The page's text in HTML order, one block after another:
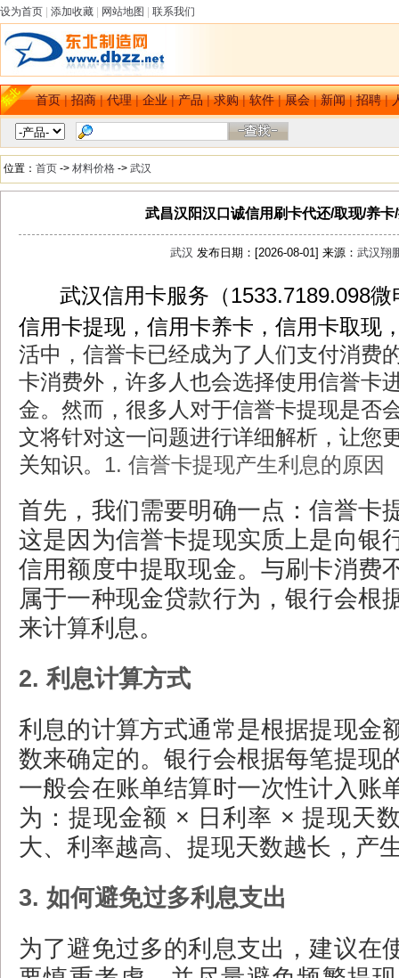
设为首页 添加收藏 网站地图 联系我们
首页|招商|代理|企业|产品|求购|软件|展会|新闻|招聘|
位置： 首页 -> 材料价格 -> 武汉
武昌汉阳汉口诚信用刷卡代还/取现/养
武汉 发布日期：[2026-08-01] 来源：武汉翔
武汉信用卡服务（1533.7189.098
信用卡提现，信用卡养卡，信用卡取现
活中，信誉卡已经成为了人们支付消费
卡消费外，许多人也会选择使用信誉卡
金。然而，很多人对于信誉卡提现是否
文将针对这一问题进行详细解析，让您
关知识。 1. 信誉卡提现产生利息的原因
首先，我们需要明确一点：信誉卡
这是因为信誉卡提现实质上是向银
信用额度中提取现金。与刷卡消费
属于一种现金贷款行为，银行会根
来计算利息。
2. 利息计算方式
利息的计算方式通常是根据提现金
数来确定的。银行会根据每笔提现
一般会在账单结算时一次性计入账
为：提现金额 × 日利率 × 提现天
大、利率越高、提现天数越长，产
3. 如何避免过多利息支出
为了避免过多的利息支出，建议在